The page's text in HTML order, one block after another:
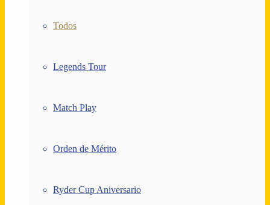
Todos
Legends Tour
Match Play
Orden de Mérito
Ryder Cup Aniversario